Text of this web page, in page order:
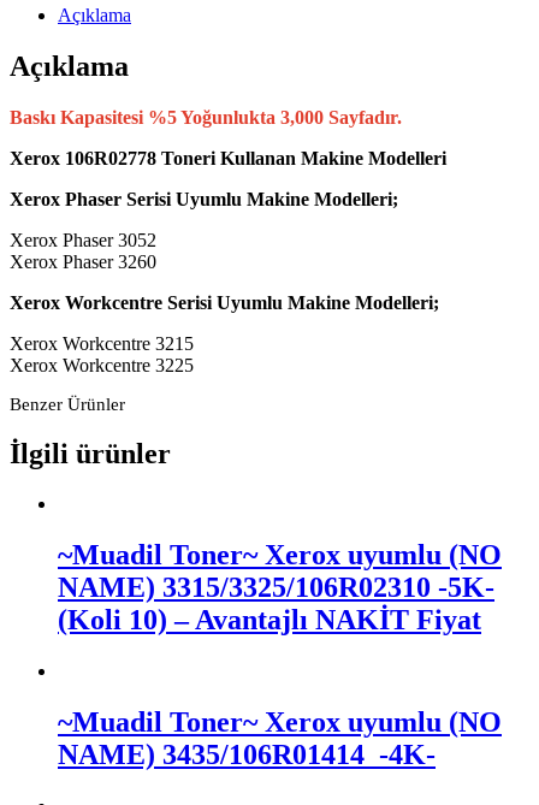
Açıklama
Açıklama
Baskı Kapasitesi %5 Yoğunlukta 3,000 Sayfadır.
Xerox 106R02778 Toneri Kullanan Makine Modelleri
Xerox Phaser Serisi Uyumlu Makine Modelleri;
Xerox Phaser 3052
Xerox Phaser 3260
Xerox Workcentre Serisi Uyumlu Makine Modelleri;
Xerox Workcentre 3215
Xerox Workcentre 3225
Benzer Ürünler
İlgili ürünler
~Muadil Toner~ Xerox uyumlu (NO
NAME) 3315/3325/106R02310 -5K-
(Koli 10)– Avantajlı NAKİT Fiyat
~Muadil Toner~ Xerox uyumlu (NO
NAME) 3435/106R01414 -4K-